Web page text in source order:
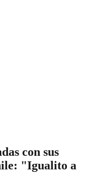
con sus
"Igualito a